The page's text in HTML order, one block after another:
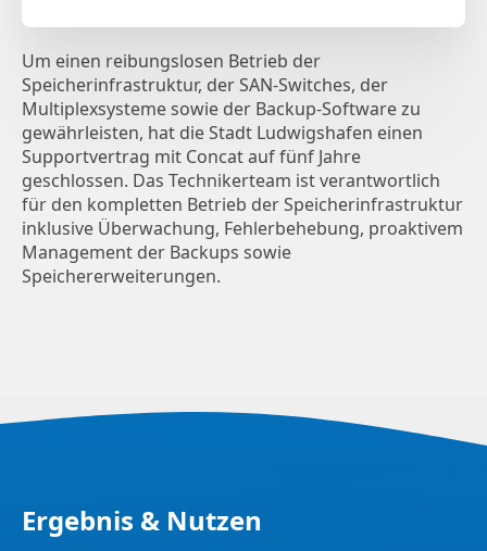
Um einen reibungslosen Betrieb der
Speicherinfrastruktur, der SAN-Switches, der
Multiplexsysteme sowie der Backup-Software zu
gewährleisten, hat die Stadt Ludwigshafen einen
Supportvertrag mit Concat auf fünf Jahre
geschlossen. Das Technikerteam ist verantwortlich
für den kompletten Betrieb der Speicherinfrastruktur
inklusive Überwachung, Fehlerbehebung, proaktivem
Management der Backups sowie
Speichererweiterungen.
Ergebnis & Nutzen